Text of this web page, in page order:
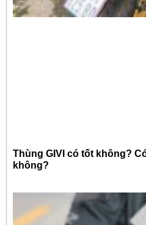
Thùng GIVI có tốt không?
không?